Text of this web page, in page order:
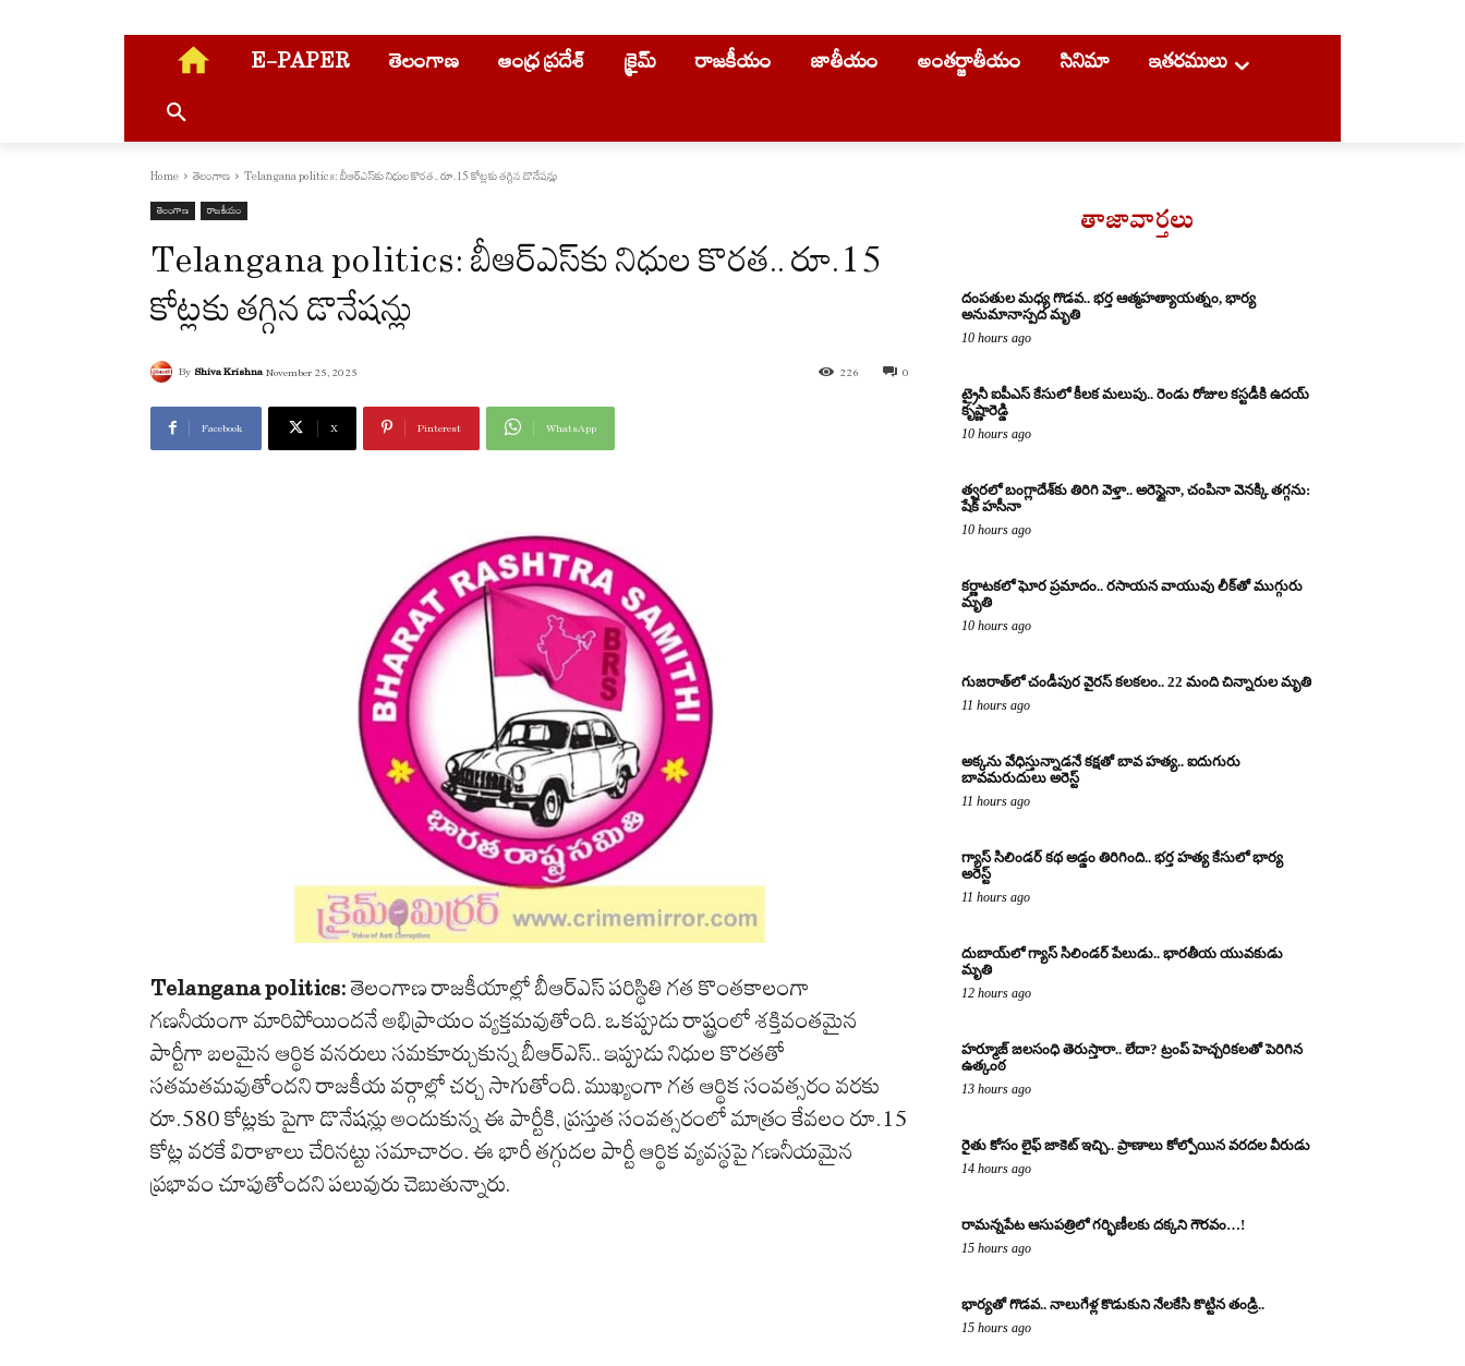
E-PAPER తెలంగాణ ఆంధ్ర ప్రదేశ్ క్రైమ్ రాజకీయం జాతీయం అంతర్జాతీయం సినిమా ఇతరములు
Home తెలంగాణ Telangana politics: బీఆర్ఎస్‌కు నిధుల కొరత.. రూ.15 కోట్లకు తగ్గిన డొనేషన్లు
తెలంగాణ రాజకీయం
Telangana politics: బీఆర్ఎస్‌కు నిధుల కొరత.. రూ.15
కోట్లకు తగ్గిన డొనేషన్లు
By Shiva Krishna November 25, 2025 0
226
Facebook X Pinterest WhatsApp
Telangana politics:తెలంగాణ రాజకీయాల్లో బీఆర్ఎస్ పరిస్థితి గత కొంతకాలంగా
గణనీయంగా మారిపోయిందనే అభిప్రాయం వ్యక్తమవుతోంది. ఒకప్పుడు రాష్ట్రంలో శక్తివంతమైన
పార్టీగా బలమైన ఆర్థిక వనరులు సమకూర్చుకున్న బీఆర్ఎస్.. ఇప్పుడు నిధుల కొరతతో
సతమతమవుతోందని రాజకీయ వర్గాల్లో చర్చ సాగుతోంది. ముఖ్యంగా గత ఆర్థిక సంవత్సరం వరకు
రూ.580 కోట్లకు పైగా డొనేషన్లు అందుకున్న ఈ పార్టీకి, ప్రస్తుత సంవత్సరంలో మాత్రం కేవలం రూ.15
కోట్ల వరకే విరాళాలు చేరినట్టు సమాచారం. ఈ భారీ తగ్గుదల పార్టీ ఆర్థిక వ్యవస్థపై గణనీయమైన
ప్రభావం చూపుతోందని పలువురు చెబుతున్నారు.
తాజావార్తలు
దంపతుల మధ్య గొడవ.. భర్త ఆత్మహత్యాయత్నం, భార్య
అనుమానాస్పద మృతి
10 hours ago
ట్రైనీ ఐపీఎస్ కేసులో కీలక మలుపు.. రెండు రోజుల కస్టడీకి ఉదయ్
కృష్ణారెడ్డి
10 hours ago
త్వరలో బంగ్లాదేశ్‌కు తిరిగి వెళ్తా.. అరెస్టైనా, చంపినా వెనక్కి తగ్గను:
షేక్ హసీనా
10 hours ago
కర్ణాటకలో ఘోర ప్రమాదం.. రసాయన వాయువు లీక్‌తో ముగ్గురు
మృతి
10 hours ago
గుజరాత్‌లో చండీపుర వైరస్ కలకలం.. 22 మంది చిన్నారుల మృతి
11 hours ago
అక్కను వేధిస్తున్నాడనే కక్షతో బావ హత్య.. ఐదుగురు
బావమరుదులు అరెస్ట్
11 hours ago
గ్యాస్ సిలిండర్ కథ అడ్డం తిరిగింది.. భర్త హత్య కేసులో భార్య
అరెస్ట్
11 hours ago
దుబాయ్‌లో గ్యాస్ సిలిండర్ పేలుడు.. భారతీయ యువకుడు
మృతి
12 hours ago
హర్మూజ్ జలసంధి తెరుస్తారా.. లేదా? ట్రంప్ హెచ్చరికలతో పెరిగిన
ఉత్కంఠ
13 hours ago
రైతు కోసం లైఫ్ జాకెట్ ఇచ్చి.. ప్రాణాలు కోల్పోయిన వరదల వీరుడు
14 hours ago
రామన్నపేట ఆసుపత్రిలో గర్భిణీలకు దక్కని గౌరవం…!
15 hours ago
భార్యతో గొడవ.. నాలుగేళ్ల కొడుకుని నేలకేసి కొట్టిన తండ్రి..
15 hours ago